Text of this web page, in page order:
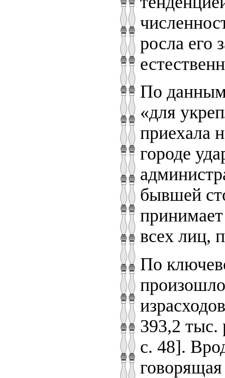
росла его
По данным
«для
приехала
городе
бывшей
всех лиц,
По
393,2 тыс.
с. 48].